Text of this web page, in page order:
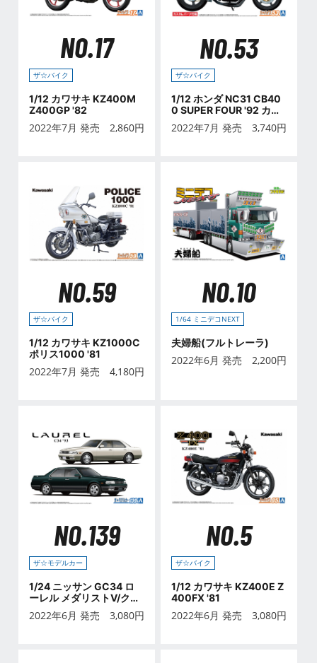
NO.17
ザ☆バイク
1/12 カワサキ KZ400M
Z400GP '82
2022年7月 発売 2,860円
NO.53
ザ☆バイク
1/12 ホンダ NC31 CB40
0 SUPER FOUR '92 カス
タムパーツ付き
2022年7月 発売 3,740円
NO.59
ザ☆バイク
1/12 カワサキ KZ1000C
ポリス1000 '81
2022年7月 発売 4,180円
NO.10
1/64 ミニデコNEXT
夫婦船(フルトレーラ)
2022年6月 発売 2,200円
NO.139
ザ☆モデルカー
1/24 ニッサン GC34 ロ
ーレル メダリストV/クラ
ブS '93
2022年6月 発売 3,080円
NO.5
ザ☆バイク
1/12 カワサキ KZ400E Z
400FX '81
2022年6月 発売 3,080円